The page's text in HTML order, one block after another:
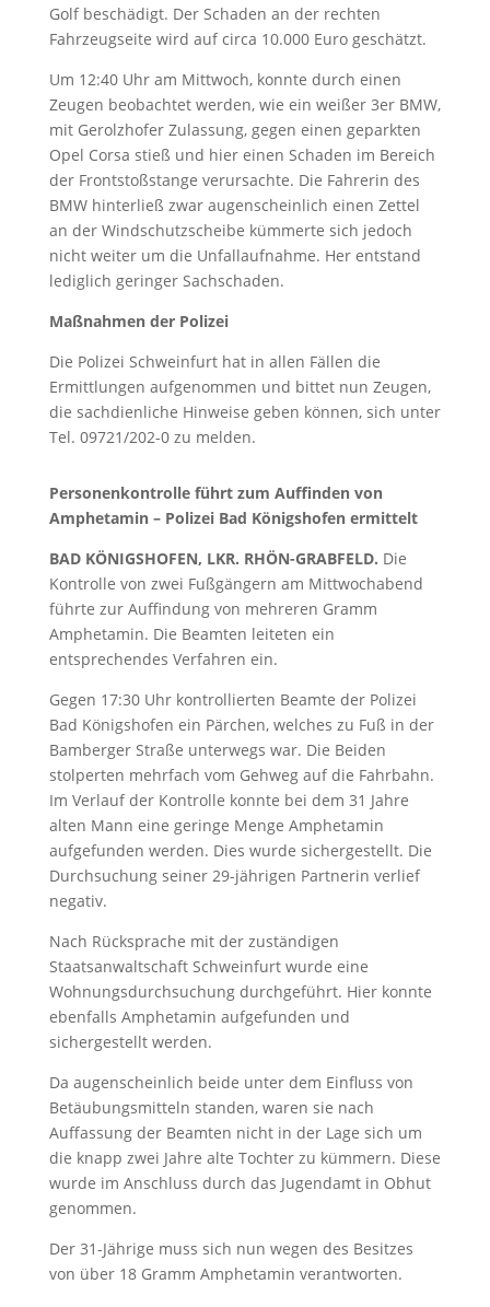
Golf beschädigt. Der Schaden an der rechten
Fahrzeugseite wird auf circa 10.000 Euro geschätzt.
Um 12:40 Uhr am Mittwoch, konnte durch einen
Zeugen beobachtet werden, wie ein weißer 3er BMW,
mit Gerolzhofer Zulassung, gegen einen geparkten
Opel Corsa stieß und hier einen Schaden im Bereich
der Frontstoßstange verursachte. Die Fahrerin des
BMW hinterließ zwar augenscheinlich einen Zettel
an der Windschutzscheibe kümmerte sich jedoch
nicht weiter um die Unfallaufnahme. Her entstand
lediglich geringer Sachschaden.
Maßnahmen der Polizei
Die Polizei Schweinfurt hat in allen Fällen die
Ermittlungen aufgenommen und bittet nun Zeugen,
die sachdienliche Hinweise geben können, sich unter
Tel. 09721/202-0 zu melden.
Personenkontrolle führt zum Auffinden von
Amphetamin – Polizei Bad Königshofen ermittelt
BAD KÖNIGSHOFEN, LKR. RHÖN-GRABFELD. Die
Kontrolle von zwei Fußgängern am Mittwochabend
führte zur Auffindung von mehreren Gramm
Amphetamin. Die Beamten leiteten ein
entsprechendes Verfahren ein.
Gegen 17:30 Uhr kontrollierten Beamte der Polizei
Bad Königshofen ein Pärchen, welches zu Fuß in der
Bamberger Straße unterwegs war. Die Beiden
stolperten mehrfach vom Gehweg auf die Fahrbahn.
Im Verlauf der Kontrolle konnte bei dem 31 Jahre
alten Mann eine geringe Menge Amphetamin
aufgefunden werden. Dies wurde sichergestellt. Die
Durchsuchung seiner 29-jährigen Partnerin verlief
negativ.
Nach Rücksprache mit der zuständigen
Staatsanwaltschaft Schweinfurt wurde eine
Wohnungsdurchsuchung durchgeführt. Hier konnte
ebenfalls Amphetamin aufgefunden und
sichergestellt werden.
Da augenscheinlich beide unter dem Einfluss von
Betäubungsmitteln standen, waren sie nach
Auffassung der Beamten nicht in der Lage sich um
die knapp zwei Jahre alte Tochter zu kümmern. Diese
wurde im Anschluss durch das Jugendamt in Obhut
genommen.
Der 31-Jährige muss sich nun wegen des Besitzes
von über 18 Gramm Amphetamin verantworten.